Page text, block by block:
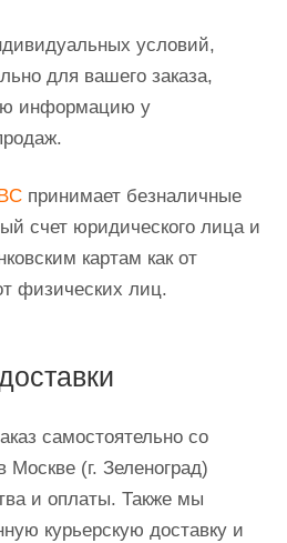
условий,
для вашего заказа,
информацию у
принимает безналичные
счет юридического лица и
картам как от
физических лиц.
самостоятельно со
Москве (г. Зеленоград)
и оплаты. Также мы
курьерскую доставку и